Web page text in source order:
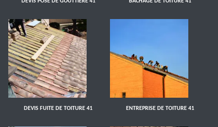
DEVIS FUITE DE TOITURE 41 ENTREPRISE DE TOITURE 41